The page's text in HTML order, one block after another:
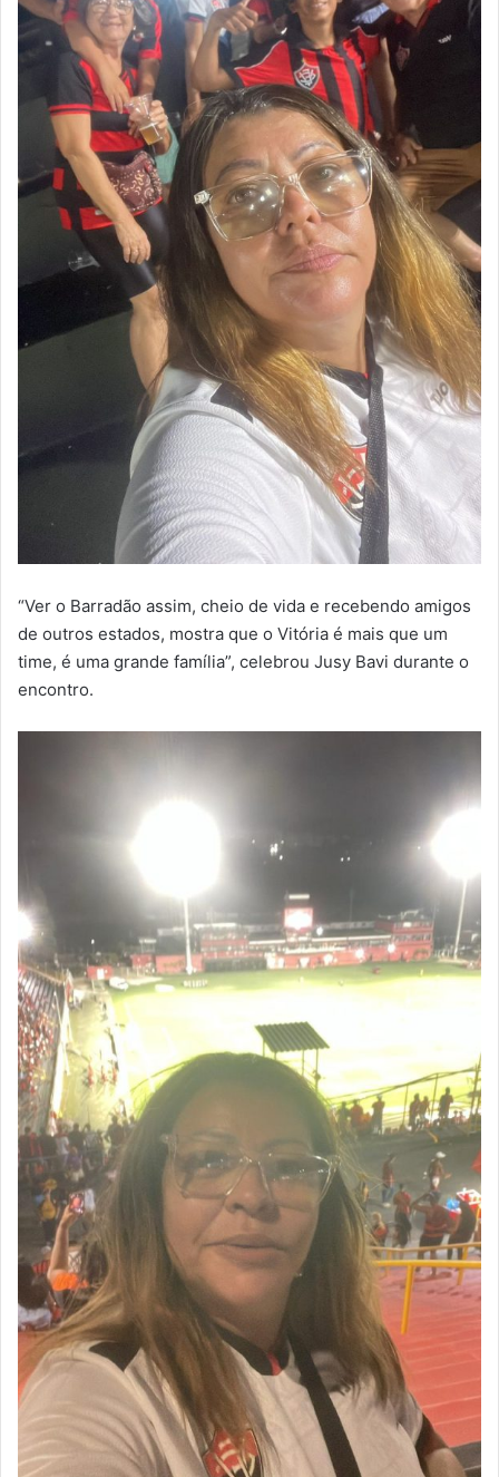
“Ver o Barradão assim, cheio de vida e recebendo amigos
de outros estados, mostra que o Vitória é mais que um
time, é uma grande família”, celebrou Jusy Bavi durante o
encontro.